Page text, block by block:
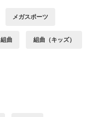
メガスポーツ
組曲 組曲（キッズ）